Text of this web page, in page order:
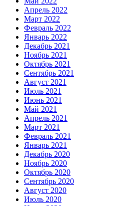
Апрель 2022
Март 2022
Февраль 2022
Январь 2022
Декабрь 2021
Ноябрь 2021
Октябрь 2021
Сентябрь 2021
Август 2021
Июль 2021
Июнь 2021
Май 2021
Апрель 2021
Март 2021
Февраль 2021
Январь 2021
Декабрь 2020
Ноябрь 2020
Октябрь 2020
Сентябрь 2020
Август 2020
Июль 2020